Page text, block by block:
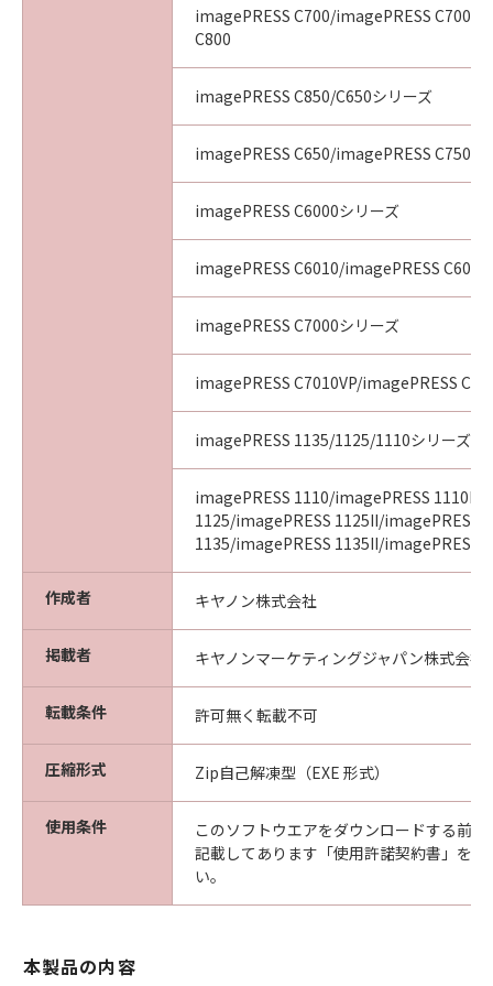
imagePRESS C700/imagePRESS C700L/
C800
imagePRESS C850/C650シリーズ
imagePRESS C650/imagePRESS C750/
imagePRESS C6000シリーズ
imagePRESS C6010/imagePRESS C6011
imagePRESS C7000シリーズ
imagePRESS C7010VP/imagePRESS
imagePRESS 1135/1125/1110シリーズ
imagePRESS 1110/imagePRESS 1110II/
1125/imagePRESS 1125II/imagePRESS
1135/imagePRESS 1135II/imagePRESS
作成者 キヤノン株式会社
掲載者 キヤノンマーケティングジャパン株式会社
転載条件 許可無く転載不可
圧縮形式 Zip自己解凍型（EXE 形式）
使用条件
このソフトウエアをダウンロードする前
記載してあります「使用許諾契約書」を
い。
本製品の内容